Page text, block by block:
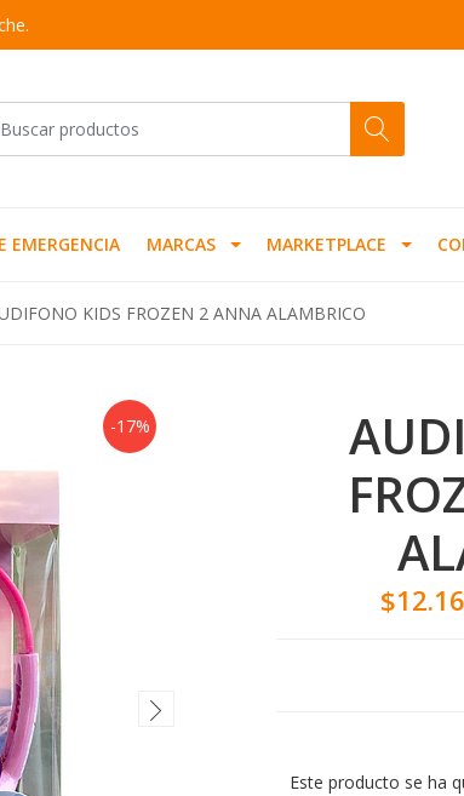
EMERGENCIA MARCAS MARKETPLACE
KIDS FROZEN 2 ANNA ALAMBRICO
-17%
Este producto se ha